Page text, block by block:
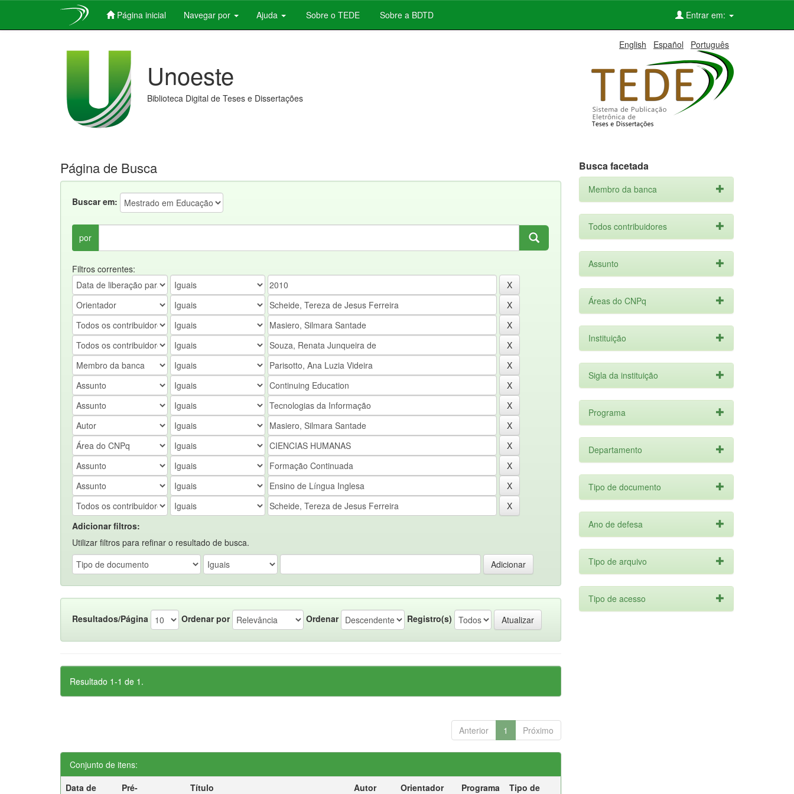
Página inicial Navegar por Ajuda Sobre o TEDE Sobre a BDTD Entrar em:
English Español Português
Unoeste
Biblioteca Digital de Teses e Dissertações
Página de Busca
Buscar em:
por
Filtros correntes:
Adicionar filtros:
Utilizar filtros para refinar o resultado de busca.
Resultados/Página Ordenar por Ordenar Registro(s)
Resultado 1-1 de 1.
Anterior 1 Próximo
Conjunto de itens:
Data de
Pré-
Título Autor Orientador Programa
Tipo de
Busca facetada
Membro da banca
Todos contribuidores
Assunto
Áreas do CNPq
Instituição
Sigla da instituição
Programa
Departamento
Tipo de documento
Ano de defesa
Tipo de arquivo
Tipo de acesso